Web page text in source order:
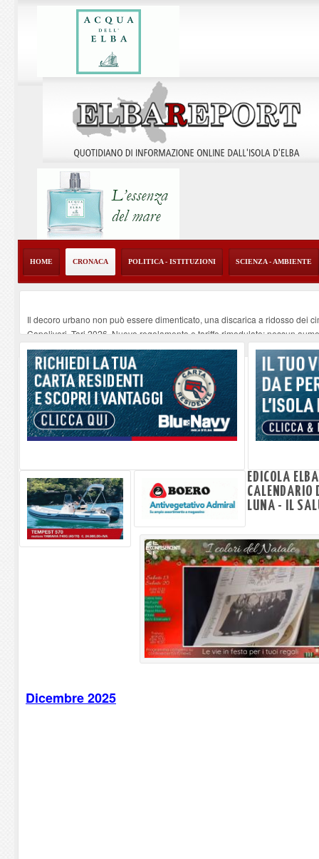
HOME CRONACA POLITICA - ISTITUZIONI SCIENZA - AMBIENTE
Il decoro urbano non può essere dimenticato, una discarica a ridosso dei
Capoliveri, Tari 2026. Nuovo regolamento e tariffe rimodulate: nessun
Quando la sanità funziona: il ringraziamento di un paziente a medici e
“Un paese, una storia”, Capoliveri racconta Capoliveri-
10-08-2026
Tutto esaurito a Marciana per Eros degli Elba Music Awards
-10-08-2026
EDICOLA
CALENDARIO
LUNA - IL
Dicembre 2025